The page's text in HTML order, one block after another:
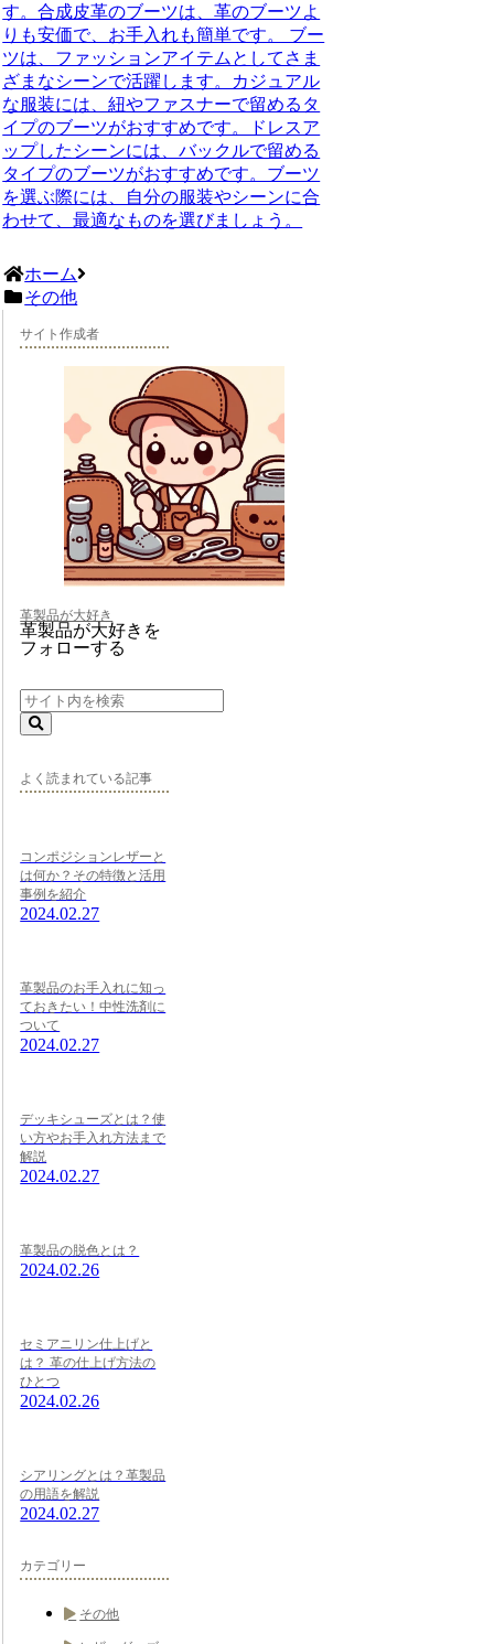
す。合成皮革のブーツは、革のブーツよ
りも安価で、お手入れも簡単です。 ブー
ツは、ファッションアイテムとしてさま
ざまなシーンで活躍します。カジュアル
な服装には、紐やファスナーで留めるタ
イプのブーツがおすすめです。ドレスア
ップしたシーンには、バックルで留める
タイプのブーツがおすすめです。ブーツ
を選ぶ際には、自分の服装やシーンに合
わせて、最適なものを選びましょう。
ホーム
その他
サイト作成者
革製品が大好き
革製品が大好きを
フォローする
よく読まれている記事
コンポジションレザーと
は何か？その特徴と活用
事例を紹介
2024.02.27
革製品のお手入れに知っ
ておきたい！中性洗剤に
ついて
2024.02.27
デッキシューズとは？使
い方やお手入れ方法まで
解説
2024.02.27
革製品の脱色とは？
2024.02.26
セミアニリン仕上げと
は？ 革の仕上げ方法の
ひとつ
2024.02.26
シアリングとは？革製品
の用語を解説
2024.02.27
カテゴリー
その他